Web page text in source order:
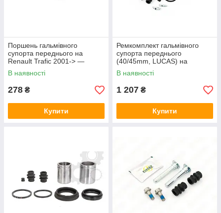
Поршень гальмівного
супорта переднього на
Renault Trafic 2001-> —
Frenkit (Іспанія) - P455301
В наявності
278 ₴
Купити
Ремкомплект гальмівного
супорта переднього
(40/45mm, LUCAS) на
Renault Trafic 2001->2014 —
Frenkit - 240902
В наявності
1 207 ₴
Купити